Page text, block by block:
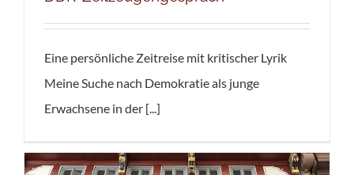
Eine persönliche Zeitreise mit kritischer Lyrik
Meine Suche nach Demokratie als junge
Erwachsene in der [...]